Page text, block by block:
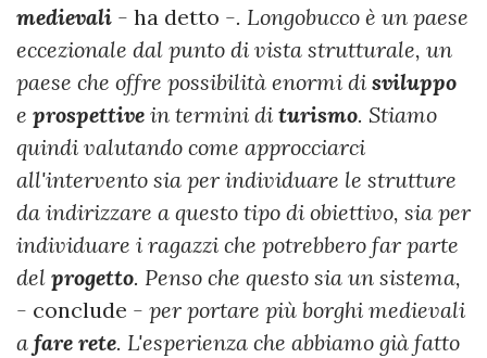
medievali - ha detto -. Longobucco è un paese
eccezionale dal punto di vista strutturale, un
paese che offre possibilità enormi di sviluppo
e prospettive in termini di turismo. Stiamo
quindi valutando come approcciarci
all'intervento sia per individuare le strutture
da indirizzare a questo tipo di obiettivo, sia per
individuare i ragazzi che potrebbero far parte
del progetto. Penso che questo sia un sistema,
- conclude - per portare più borghi medievali
a fare rete. L'esperienza che abbiamo già fatto